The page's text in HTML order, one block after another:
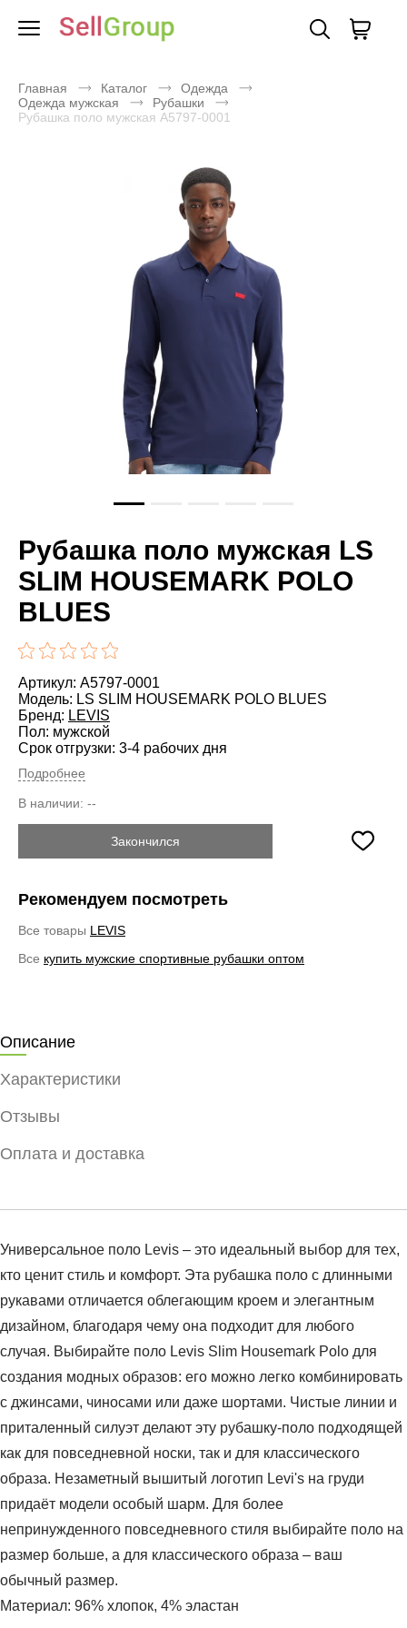
Главная Каталог
Одежда
Одежда мужская
Рубашки
Рубашка поло мужская A5797-0001
Рубашка поло мужская LS
SLIM HOUSEMARK POLO
BLUES
Артикул: A5797-0001
Модель: LS SLIM HOUSEMARK POLO BLUES
Бренд: LEVIS
Пол: мужской
Срок отгрузки: 3-4 рабочих дня
Подробнее
В наличии: --
Закончился
Рекомендуем посмотреть
Все товары LEVIS
Все купить мужские спортивные рубашки оптом
Описание
Характеристики
Отзывы
Оплата и доставка
Универсальное поло Levis – это идеальный выбор для тех,
кто ценит стиль и комфорт. Эта рубашка поло с длинными
рукавами отличается облегающим кроем и элегантным
дизайном, благодаря чему она подходит для любого
случая. Выбирайте поло Levis Slim Housemark Polo для
создания модных образов: его можно легко комбинировать
с джинсами, чиносами или даже шортами. Чистые линии и
приталенный силуэт делают эту рубашку-поло подходящей
как для повседневной носки, так и для классического
образа. Незаметный вышитый логотип Levi's на груди
придаёт модели особый шарм. Для более
непринужденного повседневного стиля выбирайте поло на
размер больше, а для классического образа – ваш
обычный размер.
Материал: 96% хлопок, 4% эластан